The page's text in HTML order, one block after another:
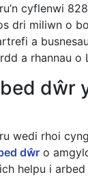
cyflenwi
dri miliwn o
a
a rhannau o
dŵr
wedi rhoi
dŵr o
helpu i